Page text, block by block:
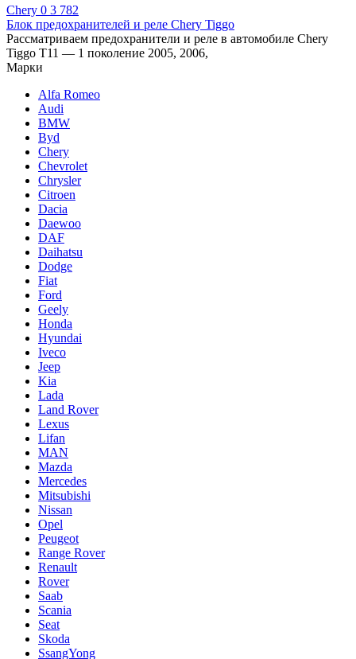
Chery 0 3 782
Блок предохранителей и реле Chery Tiggo
Рассматриваем предохранители и реле в автомобиле Chery
Tiggo T11 — 1 поколение 2005, 2006,
Марки
Alfa Romeo
Audi
BMW
Byd
Chery
Chevrolet
Chrysler
Citroen
Dacia
Daewoo
DAF
Daihatsu
Dodge
Fiat
Ford
Geely
Honda
Hyundai
Iveco
Jeep
Kia
Lada
Land Rover
Lexus
Lifan
MAN
Mazda
Mercedes
Mitsubishi
Nissan
Opel
Peugeot
Range Rover
Renault
Rover
Saab
Scania
Seat
Skoda
SsangYong